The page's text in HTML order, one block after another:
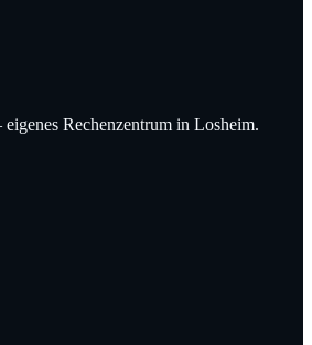
Rechenzentrum in Losheim.